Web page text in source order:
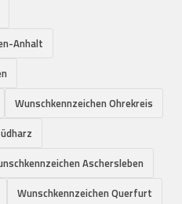
Anhalt
Wunschkennzeichen Ohrekreis
Aschersleben
Wunschkennzeichen Querfurt